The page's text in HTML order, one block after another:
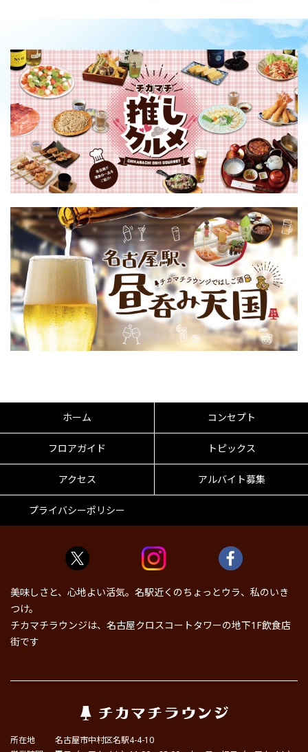
ホーム コンセプト
フロアガイド トピックス
アクセス アルバイト募集
プライバシーポリシー
美味しさと、心地よい活気。名駅近くのちょっとウラ、私のいき
つけ。
チカマチラウンジは、名古屋クロスコートタワーの地下1F飲食店
街です
所在地
名古屋市中村区名駅4-4-10